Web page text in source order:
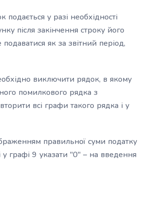
у разі необхідності
після закінчення строку його
як за звітний період,
виключити рядок, в якому
помилкового рядка з
всі графи такого рядка і у
правильної суми податку
у графі 9 указати "0" – на введення